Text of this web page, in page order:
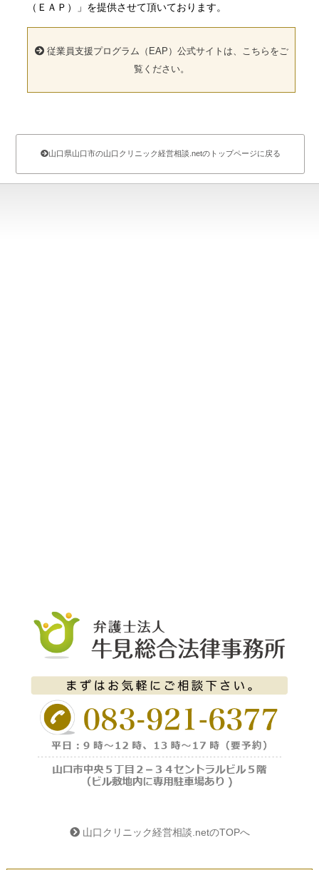
（ＥＡＰ）」を提供させて頂いております。
従業員支援プログラム（EAP）公式サイトは、こちらをご
覧ください。
山口県山口市の山口クリニック経営相談.netのトップページに戻る
山口クリニック経営相談.netのTOPへ